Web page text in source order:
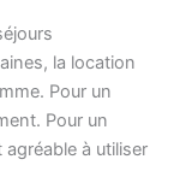
la location
Pour un
Pour un
à utiliser